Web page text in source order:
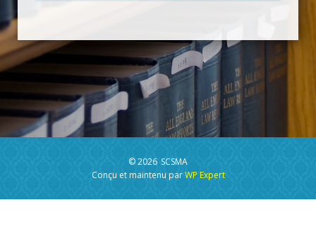
© 2026 SCSMA
Conçu et maintenu parWP Expert